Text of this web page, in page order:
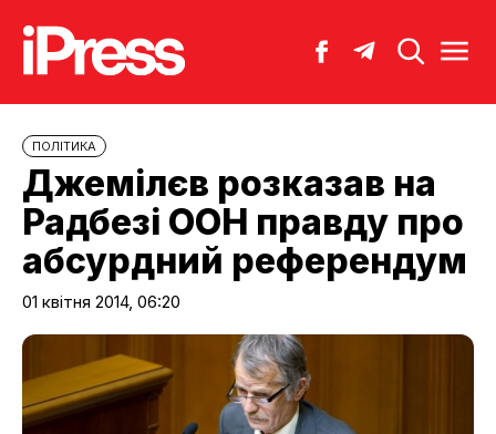
ПОЛІТИКА
Джемілєв розказав на
Радбезі ООН правду про
абсурдний референдум
01 квітня 2014, 06:20